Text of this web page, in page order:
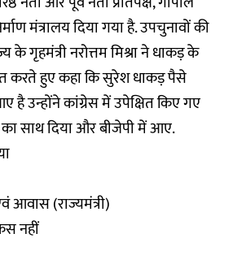
मंत्रालय दिया गया है. उपचुनावों की
के गृहमंत्री नरोत्तम मिश्रा ने धाकड़ के
करते हुए कहा कि सुरेश धाकड़ पैसे
है उन्होंने कांग्रेस में उपेक्षित किए गए
का साथ दिया और बीजेपी में आए.
आवास (राज्यमंत्री)
नहीं